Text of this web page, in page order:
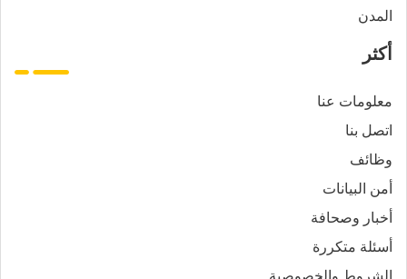
المدن
أكثر
معلومات عنا
اتصل بنا
وظائف
أمن البيانات
أخبار وصحافة
أسئلة متكررة
الشروط والخصوصية